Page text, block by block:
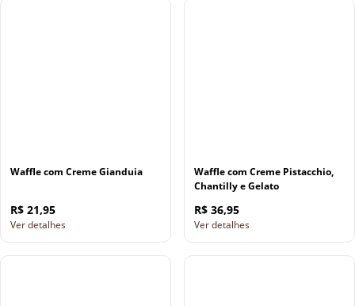
Waffle com Creme Gianduia
R$ 21,95
Ver detalhes
Waffle com Creme Pistacchio,
Chantilly e Gelato
R$ 36,95
Ver detalhes